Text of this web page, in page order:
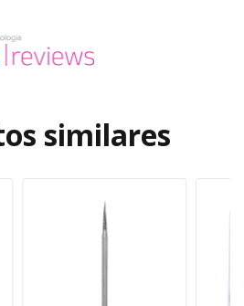
similares